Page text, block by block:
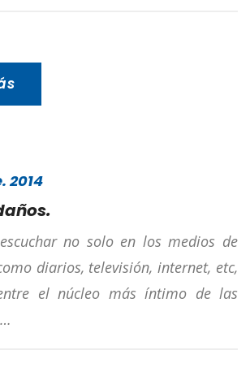
2014
no solo en los medios de
diarios, televisión, internet, etc,
el núcleo más íntimo de las